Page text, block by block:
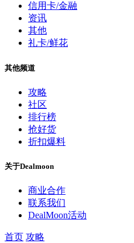
信用卡/金融
资讯
其他
礼卡/鲜花
其他频道
攻略
社区
排行榜
抢好货
折扣爆料
关于Dealmoon
商业合作
联系我们
DealMoon活动
首页 攻略